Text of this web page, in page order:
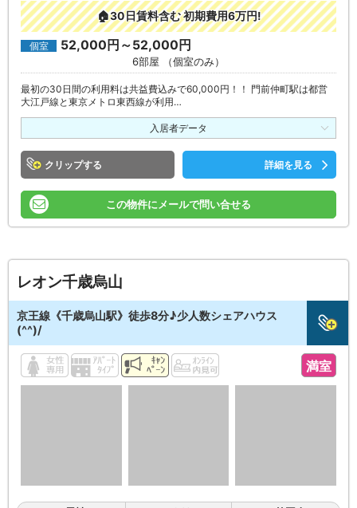
🏠30日賃料含む 初期費用6万円!
個室 52,000円～52,000円
6部屋 （個室のみ）
最初の30日間の利用料は共益費込みで60,000円！！ 門前仲町駅は都営
大江戸線と東京メトロ東西線が利用…
入居者データ
クリップ 詳細を見る
この物件にメールで問い合せる
レオン千歳烏山
京王線《千歳烏山駅》徒歩8分♪少人数シェアハウス
(^^)/
満室